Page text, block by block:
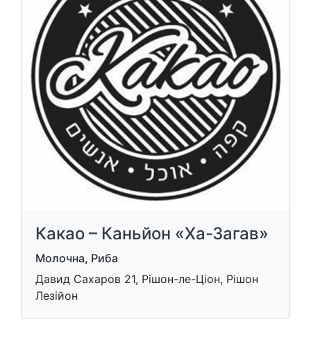
Какао – Каньйон «Ха-Загав»
Молочна, Риба
Давид Сахаров 21, Рішон-ле-Ціон, Рішон
Лезійон